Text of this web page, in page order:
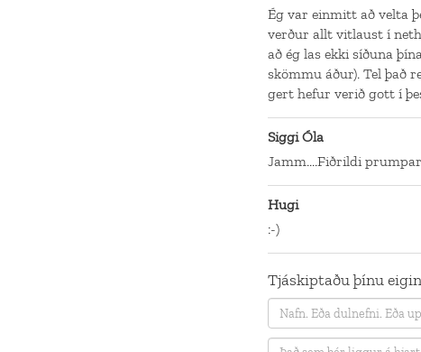
Ég var einmitt að velta
verður allt vitlaust í
að ég las ekki síðuna
skömmu áður). Tel það
gert hefur verið gott í
Siggi Óla
Jamm....Fiðrildi
Hugi
:-)
Tjáskiptaðu þínu